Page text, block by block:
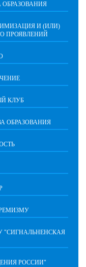
И (ИЛИ)
ПРОЯВЛЕНИЙ
КЛУБ
ОБРАЗОВАНИЯ
"СИГНАЛЬНЕНСКАЯ
РОССИИ"